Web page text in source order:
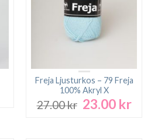
Freja Ljusturkos – 79 Freja
100% Akryl X
27.00kr Det
23.00 krDet